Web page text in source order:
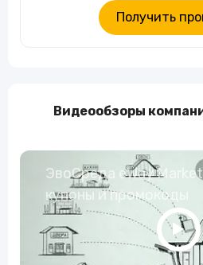
Получить
Видеообзоры
ЭвоСреда eWay
купоны и промокоды